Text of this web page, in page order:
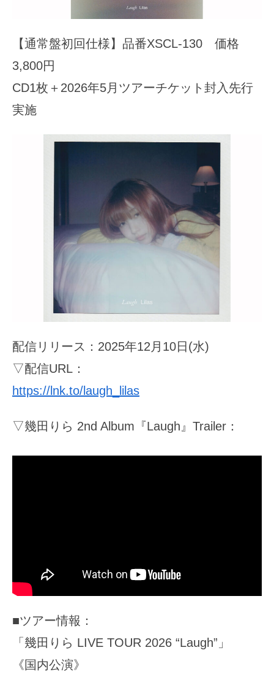
【通常盤初回仕様】品番XSCL-130 価格
3,800円
CD1枚＋2026年5月ツアーチケット封入先行
実施
配信リリース：2025年12月10日(水)
▽配信URL：
https://lnk.to/laugh_lilas
▽幾田りら 2nd Album『Laugh』Trailer：
■ツアー情報：
「幾田りら LIVE TOUR 2026 “Laugh”」
《国内公演》